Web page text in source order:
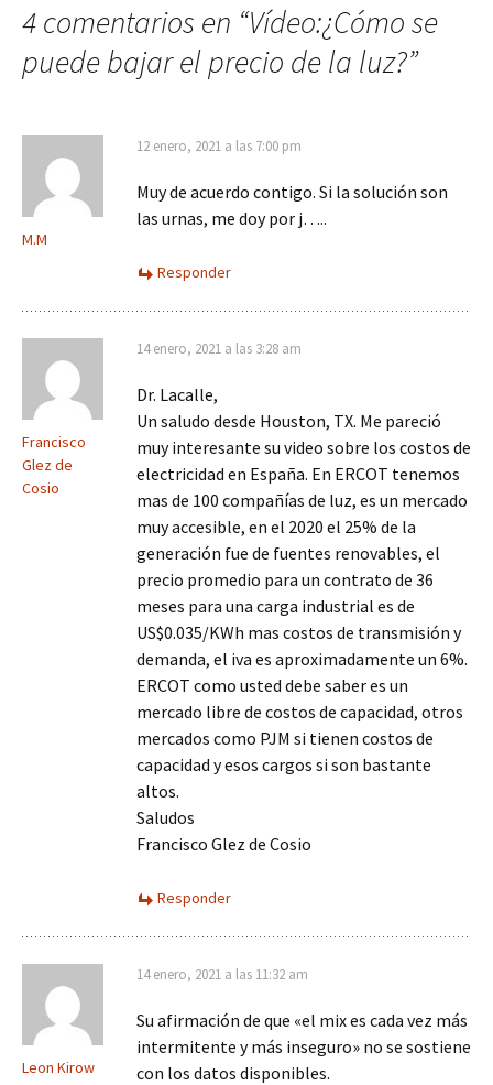
4 comentarios en “Vídeo:¿Cómo se
puede bajar el precio de la luz?”
M.M
12 enero, 2021 a las 7:00 pm
Muy de acuerdo contigo. Si la solución son
las urnas, me doy por j…..
Responder
Francisco
Glez de
Cosio
14 enero, 2021 a las 3:28 am
Dr. Lacalle,
Un saludo desde Houston, TX. Me pareció
muy interesante su video sobre los costos de
electricidad en España. En ERCOT tenemos
mas de 100 compañías de luz, es un mercado
muy accesible, en el 2020 el 25% de la
generación fue de fuentes renovables, el
precio promedio para un contrato de 36
meses para una carga industrial es de
US$0.035/KWh mas costos de transmisión y
demanda, el iva es aproximadamente un 6%.
ERCOT como usted debe saber es un
mercado libre de costos de capacidad, otros
mercados como PJM si tienen costos de
capacidad y esos cargos si son bastante
altos.
Saludos
Francisco Glez de Cosio
Responder
Leon Kirow
14 enero, 2021 a las 11:32 am
Su afirmación de que «el mix es cada vez más
intermitente y más inseguro» no se sostiene
con los datos disponibles.